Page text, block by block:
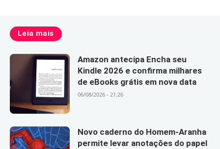
Leia mais
Amazon antecipa Encha seu
Kindle 2026 e confirma milhares
de eBooks grátis em nova data
06/08/2026 - 21:26
Novo caderno do Homem-Aranha
permite levar anotações do papel